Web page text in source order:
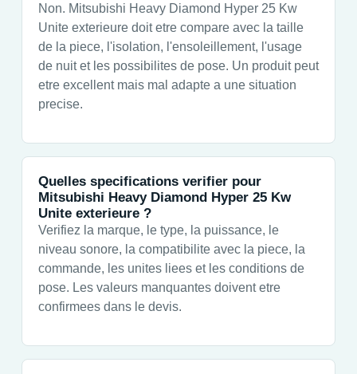
Non. Mitsubishi Heavy Diamond Hyper 25 Kw
Unite exterieure doit etre compare avec la taille
de la piece, l'isolation, l'ensoleillement, l'usage
de nuit et les possibilites de pose. Un produit peut
etre excellent mais mal adapte a une situation
precise.
Quelles specifications verifier pour
Mitsubishi Heavy Diamond Hyper 25 Kw
Unite exterieure ?
Verifiez la marque, le type, la puissance, le
niveau sonore, la compatibilite avec la piece, la
commande, les unites liees et les conditions de
pose. Les valeurs manquantes doivent etre
confirmees dans le devis.